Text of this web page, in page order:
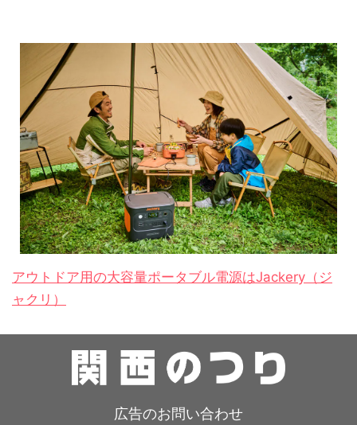
アウトドア用の大容量ポータブル電源はJackery（ジ
ャクリ）
広告のお問い合わせ